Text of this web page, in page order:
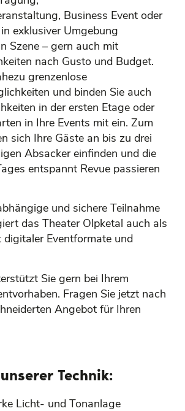
Business Event oder
exklusiver Umgebung
Szene – gern auch mit
nach Gusto und Budget.
grenzenlose
und binden Sie auch
in der ersten Etage oder
in Ihre Events mit ein. Zum
sich Ihre Gäste an bis zu drei
Absacker einfinden und die
entspannt Revue passieren
und sichere Teilnahme
das Theater Olpketal auch als
Eventformate und
Sie gern bei Ihrem
Fragen Sie jetzt nach
Angebot für Ihren
Technik:
Licht- und Tonanlage